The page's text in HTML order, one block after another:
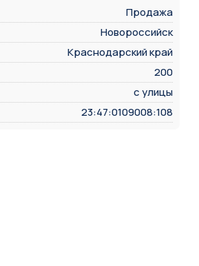
Продажа
Новороссийск
Краснодарский край
200
с улицы
23:47:0109008:108